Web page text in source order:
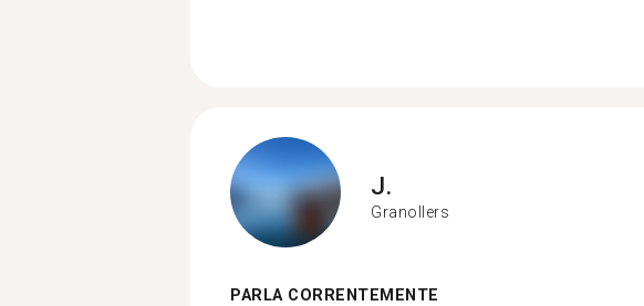
J.
Granollers
PARLA CORRENTEMENTE